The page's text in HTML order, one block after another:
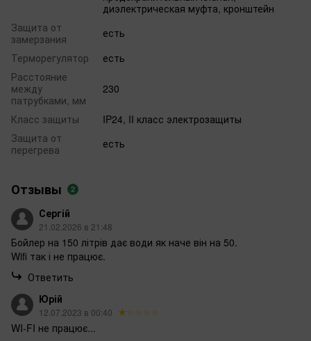
диэлектрическая муфта, кронштейн
Защита от
замерзания
есть
Терморегулятор
есть
Расстояние
между
патрубками, мм
230
Класс защиты
IP24, II класс электрозащиты
Защита от
перегрева
есть
Отзывы 2
Сергій
21.02.2026 в 21:48
Бойлер на 150 літрів дає води як наче він на 50.
Wifi так і не працює.
Ответить
Юрій
12.07.2023 в 00:40
WI-FI не працює...